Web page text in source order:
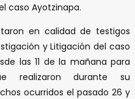
caso Ayotzinapa.
en calidad de testigos
y Litigación del caso
las 11 de la mañana para
realizaron durante su
ocurridos el pasado 26 y